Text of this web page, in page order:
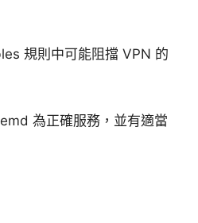
規則中可能阻擋 VPN 的
為正確服務，並有適當